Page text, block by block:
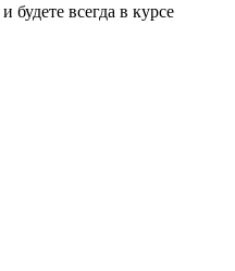
и будете всегда в курсе